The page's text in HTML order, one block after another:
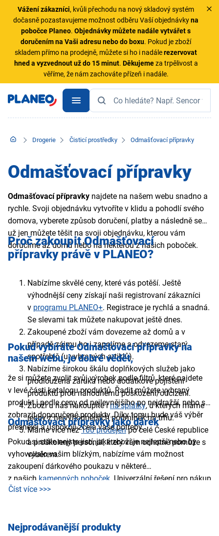
Vážení zákazníci, kvůli přechodu na nový skladový systém
dočasně pozastavujeme možnost odběru Vaší objednávkyna
pobočce Planeo.Objednávky můžete nadále vytvářet s
doručením na Vaši adresu nebo do boxu. Pokud je zboží
skladem přímo na prodejně, můžete si ho i nadálerezervovat
hned a vyzvednout už do 15 minut. Děkujemeza trpělivost a
věříme, že nám zachováte přízeň i nadále.
Drogerie Čisticí prostředky Odmašťovací přípravky
Odmašťovací přípravky
Odmašťovací přípravky najdete na našem webu snadno a
rychle. Svoji objednávku vytvoříte v klidu a pohodlí svého
domova, vyberete způsob doručení, platby a následně se
už jen můžete těšit na svoji objednávku, kterou vám
doručíme až domů nebo na některou z našich poboček.
Proč zakoupit Odmašťovací
přípravky právě v PLANEO?
Nabízíme skvělé ceny, které vás potěší. Ještě
výhodnější ceny získají naši registrovaní zákazníci
v programu PLANEO+. Registrace je rychlá a snadná.
Se slevami tak můžete nakupovat ještě dnes.
Zakoupené zboží vám dovezeme až domů a v
případě zájmu ho i zapojíme a odvezeme starý
spotřebič (u vybraných artiklů).
Nabízíme širokou škálu doplňkových služeb jako
prodloužená záruka nebo dodatkové pojištění
produktů proti náhodnému poškození/odcizení.
Zboží u nás nakoupíte ina splátky, u kterých máme
jedny z nejvýhodnějších podmínek na trhu.
Máme více než100 prodejenpo celé České republice
a proškolený personál, který vám ochotně pomůže s
výběrem.
Pokud vybíráte Odmašťovací přípravky na
našem webu, je dobré vědět,
že si můžete zvolit svůj výrobek podle filtrů, které najdete
v levé části katalogu produktů. Řadit můžete vybraný
produkt i podle ceny od nejlevnějšího po nejdražší, nebo si
zobrazit doporučené produkty. Díky tomu bude váš výběr
přesnější a uspokojí zcela vaše potřeby.
Odmašťovací přípravky jako dárek
Pokud si stále nejste jistí, jaké zboží je nejlepší nebo by
vyhovovalo vašim blízkým, nabízíme vám možnost
zakoupení dárkového poukazu v některé
z našich kamenných poboček . Univerzální řešení pro nákup
v kategorii:Odmašťovací přípravky
Číst více >>>
Nejprodávanější produkty